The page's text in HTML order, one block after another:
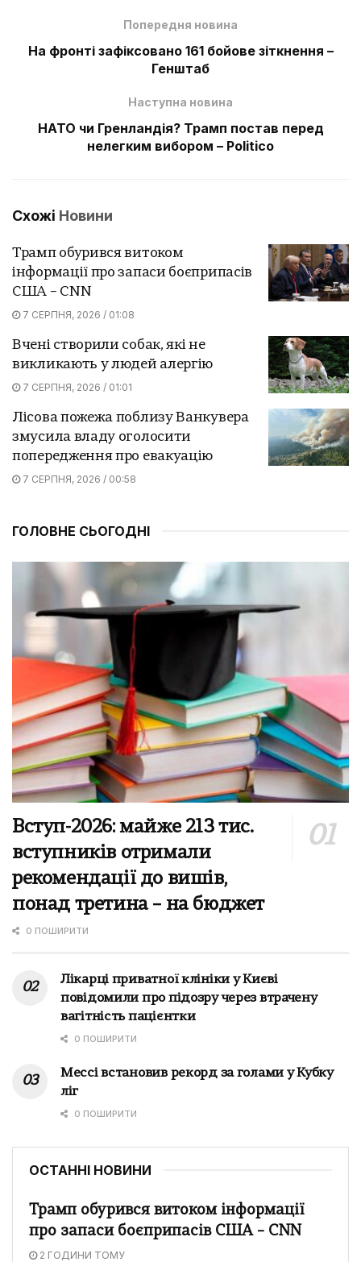
Попередня новина
На фронті зафіксовано 161 бойове зіткнення –
Генштаб
Наступна новина
НАТО чи Гренландія? Трамп постав перед
нелегким вибором – Politico
Схожі Новини
Трамп обурився витоком
інформації про запаси боєприпасів
США – CNN
7 СЕРПНЯ, 2026 / 01:08
Вчені створили собак, які не
викликають у людей алергію
7 СЕРПНЯ, 2026 / 01:01
Лісова пожежа поблизу Ванкувера
змусила владу оголосити
попередження про евакуацію
7 СЕРПНЯ, 2026 / 00:58
ГОЛОВНЕ СЬОГОДНІ
Вступ-2026: майже 213 тис.
вступників отримали
рекомендації до вишів,
понад третина – на бюджет
0 ПОШИРИТИ
Лікарці приватної клініки у Києві
повідомили про підозру через втрачену
вагітність пацієнтки
0 ПОШИРИТИ
Мессі встановив рекорд за голами у Кубку
ліг
0 ПОШИРИТИ
ОСТАННІ НОВИНИ
Трамп обурився витоком інформації
про запаси боєприпасів США – CNN
2 ГОДИНИ ТОМУ